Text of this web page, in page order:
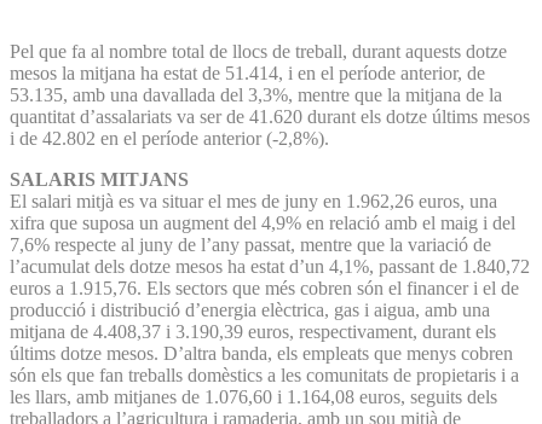
Pel que fa al nombre total de llocs de treball, durant aquests dotze
mesos la mitjana ha estat de 51.414, i en el període anterior, de
53.135, amb una davallada del 3,3%, mentre que la mitjana de la
quantitat d’assalariats va ser de 41.620 durant els dotze últims mesos
i de 42.802 en el període anterior (-2,8%).
SALARIS MITJANS
El salari mitjà es va situar el mes de juny en 1.962,26 euros, una
xifra que suposa un augment del 4,9% en relació amb el maig i del
7,6% respecte al juny de l’any passat, mentre que la variació de
l’acumulat dels dotze mesos ha estat d’un 4,1%, passant de 1.840,72
euros a 1.915,76. Els sectors que més cobren són el financer i el de
producció i distribució d’energia elèctrica, gas i aigua, amb una
mitjana de 4.408,37 i 3.190,39 euros, respectivament, durant els
últims dotze mesos. D’altra banda, els empleats que menys cobren
són els que fan treballs domèstics a les comunitats de propietaris i a
les llars, amb mitjanes de 1.076,60 i 1.164,08 euros, seguits dels
treballadors a l’agricultura i ramaderia, amb un sou mitjà de